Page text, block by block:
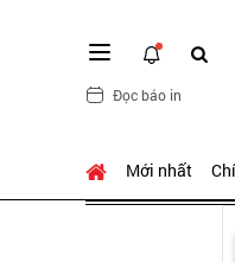
Đọc báo in
Mới nhất